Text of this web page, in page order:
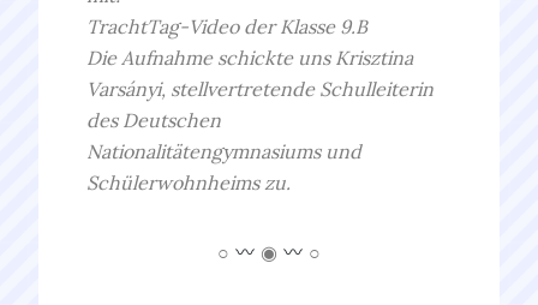
TrachtTag-Video der Klasse 9.B
Die Aufnahme schickte uns Krisztina
Varsányi, stellvertretende Schulleiterin
des Deutschen
Nationalitätengymnasiums und
Schülerwohnheims zu.
○ ◉ ○